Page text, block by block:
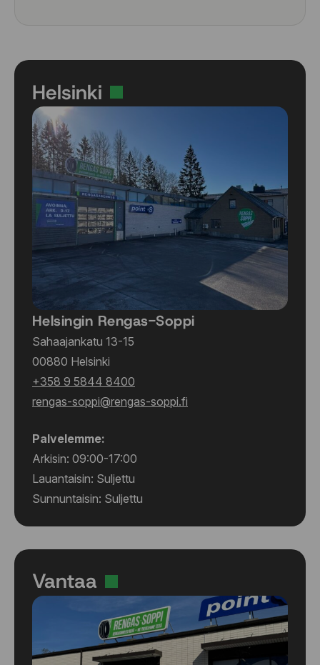
Helsinki
Helsingin Rengas-Soppi
Sahaajankatu 13-15
00880 Helsinki
+358 9 5844 8400
rengas-soppi@rengas-soppi.fi
Palvelemme:
Arkisin: 09:00-17:00
Lauantaisin: Suljettu
Sunnuntaisin: Suljettu
Vantaa